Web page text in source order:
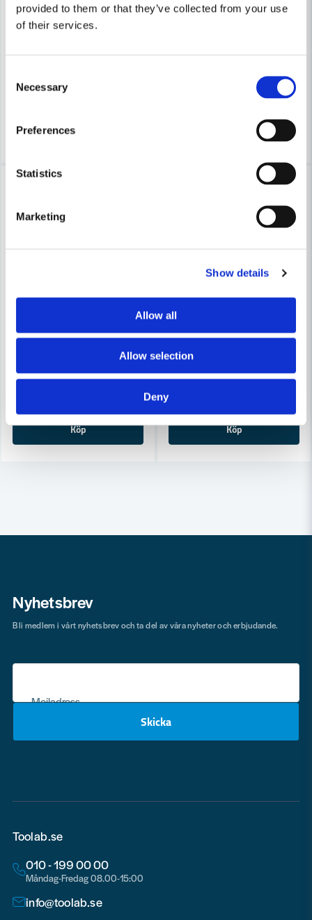
provided to them or that they’ve collected from your use
of their services.
Selection
Necessary
Preferences
Statistics
Marketing
Show details
Allow all
Allow selection
Deny
COBOLT
Cobolt Skivnotfräs L=10 F=12mm
Leveranstid ifrån leverantör ca
Köp
Leveranstid ifrån leverantör ca
Cobolt Skivnotfräs L=10 F=11mm
679 kr
633 kr
Köp
-7%
COBOLT
Cobolt Skivnotfräs L=10,
679 kr
633 kr
Köp
Nyhetsbrev
Mejladress
Skicka
Bli medlem i vårt nyhetsbrev och ta del av våra nyheter och erbjudande.
Toolab.se
010 - 199 00 00
Måndag-Fredag 08.00-15:00
info@toolab.se